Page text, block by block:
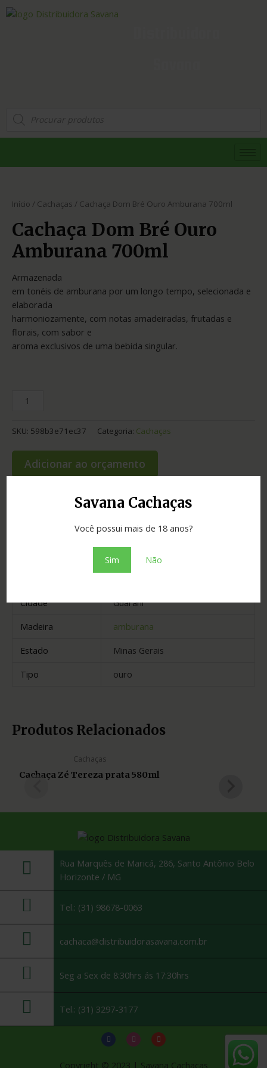
Savana Cachaças
Você possui mais de 18 anos?
Sim Não
Início / Cachaças / Cachaça Dom Bré Ouro Amburana 700ml
Cachaça Dom Bré Ouro
Amburana 700ml
Armazenada
em tonéis de amburana por um longo tempo, selecionada e
elaborada
harmoniozamente, com notas amadeiradas, frutadas e
florais, com sabor e
aroma exclusivos de uma bebida singular.
SKU: 598b3e71ec37 Categoria: Cachaças
Adicionar ao orçamento
Informação adicional
Cidade
Guarani
Madeira
amburana
Estado
Minas Gerais
Tipo
ouro
Produtos Relacionados
Cachaças
Cachaça Zé Tereza prata 580ml
Rua Marquês de Maricá, 286, Santo Antônio Belo
Horizonte / MG
Tel.: (31) 98678-0063
cachaca@distribuidorasavana.com.br
Seg a Sex de 8:30hrs ás 17:30hrs
Tel.: (31) 3297-3177
Copyright © 2023 | Savana Cachaças